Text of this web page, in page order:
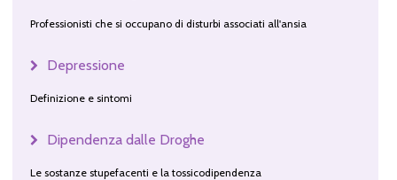
Professionisti che si occupano di disturbi associati all'ansia
Depressione
Definizione e sintomi
Dipendenza dalle Droghe
Le sostanze stupefacenti e la tossicodipendenza